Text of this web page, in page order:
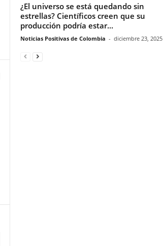
¿El universo se está quedando sin
estrellas? Científicos creen que su
producción podría estar...
Noticias Positivas de Colombia - diciembre 23, 2025